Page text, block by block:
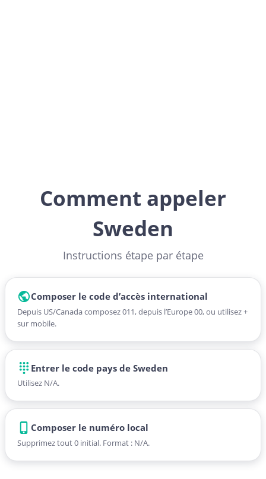
Comment appeler
Sweden
Instructions étape par étape
Composer le code d’accès international
Depuis US/Canada composez 011, depuis l’Europe 00, ou utilisez +
sur mobile.
Entrer le code pays de Sweden
Utilisez N/A.
Composer le numéro local
Supprimez tout 0 initial. Format : N/A.